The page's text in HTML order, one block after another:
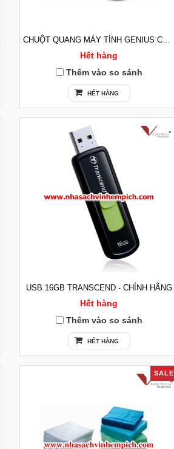
CHUỘT QUANG MÁY TÍNH GENIUS CÓ DÂY (CHÍNH HÃNG BH12T)
Hết hàng
Thêm vào so sánh
HẾT HÀNG
USB 16GB TRANSCEND - CHÍNH HÃNG
Hết hàng
Thêm vào so sánh
HẾT HÀNG
SALE